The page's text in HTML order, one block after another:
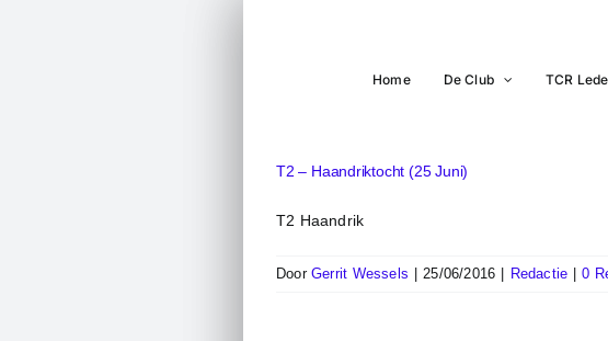
Home De Club TCR
T2 – Haandriktocht (25 Juni)
T2 Haandrik
DoorGerrit Wessels 25/06/2016 Redactie 0